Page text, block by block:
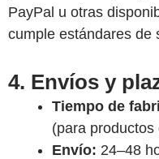
PayPal u otras
cumple estándares de
4. Envíos y
Tiempo de
(para
Envío: 24–48